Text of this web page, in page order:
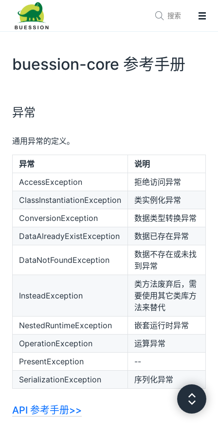

主页
文档
技术支持
Buession Security
Buession Canal
Buession SpringBoot
Buession SpringCloud
Buession Cas
Buession Shirojs

buession-core 参考手册
异常
通用异常的定义。
异常
说明
AccessException
拒绝访问异常
ClassInstantiationException
类实例化异常
ConversionException
数据类型转换异常
DataAlreadyExistException
数据已存在异常
DataNotFoundException
数据不存在或未找
到异常
InsteadException
类方法废弃后，需
要使用其它类库方
法来替代
NestedRuntimeException
嵌套运行时异常
OperationException
运算异常
PresentException
--
SerializationException
序列化异常
API 参考手册>>